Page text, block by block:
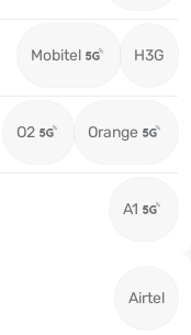
Mobitel H3G
O2 Orange
A1
Airtel